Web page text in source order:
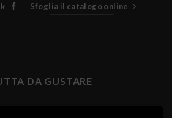
Sfoglia il catalogo online
DA GUSTARE